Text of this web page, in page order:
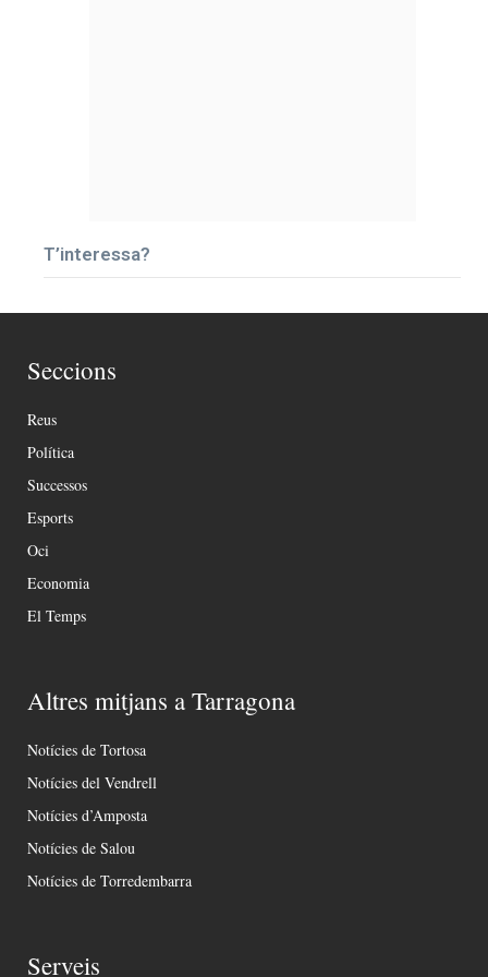
T’interessa?
Seccions
Reus
Política
Successos
Esports
Oci
Economia
El Temps
Altres mitjans a Tarragona
Notícies de Tortosa
Notícies del Vendrell
Notícies d’Amposta
Notícies de Salou
Notícies de Torredembarra
Serveis